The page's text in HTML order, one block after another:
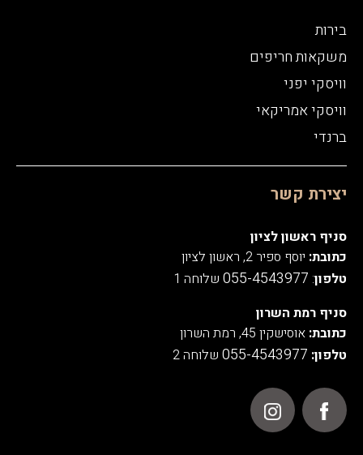
בירות
משקאות חריפים
וויסקי יפני
וויסקי אמריקאי
ברנדי
יצירת קשר
סניף ראשון לציון
כתובת: יוסף ספיר 2, ראשון לציון
טלפון:
055-4543977 שלוחה 1
סניף רמת השרון
כתובת: אוסישקין 45, רמת השרון
טלפון: 055-4543977 שלוחה 2